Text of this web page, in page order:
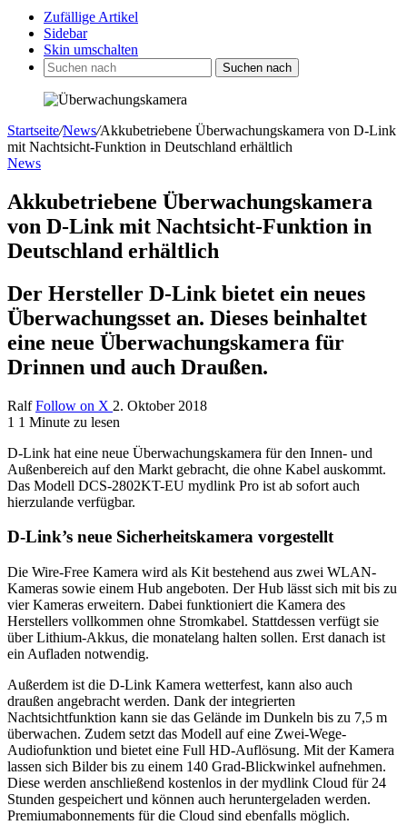
Zufällige Artikel
Sidebar
Skin umschalten
Suchen nach
Startseite/News/Akkubetriebene Überwachungskamera von D-Link
mit Nachtsicht-Funktion in Deutschland erhältlich
News
Akkubetriebene Überwachungskamera
von D-Link mit Nachtsicht-Funktion in
Deutschland erhältlich
Der Hersteller D-Link bietet ein neues
Überwachungsset an. Dieses beinhaltet
eine neue Überwachungskamera für
Drinnen und auch Draußen.
Ralf Follow on X 2. Oktober 2018
1 1 Minute zu lesen
D-Link hat eine neue Überwachungskamera für den Innen- und
Außenbereich auf den Markt gebracht, die ohne Kabel auskommt.
Das Modell DCS-2802KT-EU mydlink Pro ist ab sofort auch
hierzulande verfügbar.
D-Link’s neue Sicherheitskamera vorgestellt
Die Wire-Free Kamera wird als Kit bestehend aus zwei WLAN-
Kameras sowie einem Hub angeboten. Der Hub lässt sich mit bis zu
vier Kameras erweitern. Dabei funktioniert die Kamera des
Herstellers vollkommen ohne Stromkabel. Stattdessen verfügt sie
über Lithium-Akkus, die monatelang halten sollen. Erst danach ist
ein Aufladen notwendig.
Außerdem ist die D-Link Kamera wetterfest, kann also auch
draußen angebracht werden. Dank der integrierten
Nachtsichtfunktion kann sie das Gelände im Dunkeln bis zu 7,5 m
überwachen. Zudem setzt das Modell auf eine Zwei-Wege-
Audiofunktion und bietet eine Full HD-Auflösung. Mit der Kamera
lassen sich Bilder bis zu einem 140 Grad-Blickwinkel aufnehmen.
Diese werden anschließend kostenlos in der mydlink Cloud für 24
Stunden gespeichert und können auch heruntergeladen werden.
Premiumabonnements für die Cloud sind ebenfalls möglich.